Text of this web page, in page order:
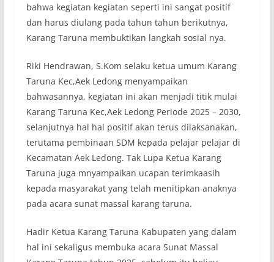
bahwa kegiatan kegiatan seperti ini sangat positif
dan harus diulang pada tahun tahun berikutnya,
Karang Taruna membuktikan langkah sosial nya.
Riki Hendrawan, S.Kom selaku ketua umum Karang
Taruna Kec,Aek Ledong menyampaikan
bahwasannya, kegiatan ini akan menjadi titik mulai
Karang Taruna Kec,Aek Ledong Periode 2025 – 2030,
selanjutnya hal hal positif akan terus dilaksanakan,
terutama pembinaan SDM kepada pelajar pelajar di
Kecamatan Aek Ledong. Tak Lupa Ketua Karang
Taruna juga mnyampaikan ucapan terimkaasih
kepada masyarakat yang telah menitipkan anaknya
pada acara sunat massal karang taruna.
Hadir Ketua Karang Taruna Kabupaten yang dalam
hal ini sekaligus membuka acara Sunat Massal